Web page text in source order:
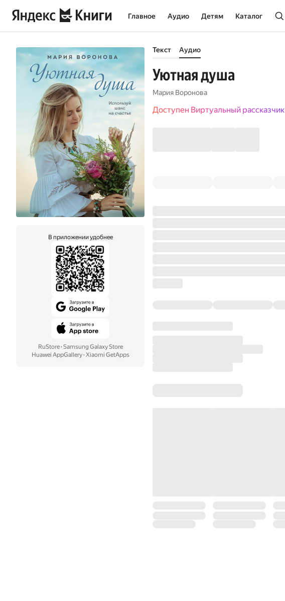
Главное Аудио Детям Каталог
В приложении удобнее
RuStore· Samsung Galaxy Store
Huawei AppGallery· Xiaomi GetApps
Текст Аудио
Уютная душа
Мария Воронова
Доступен Виртуальный рассказчик